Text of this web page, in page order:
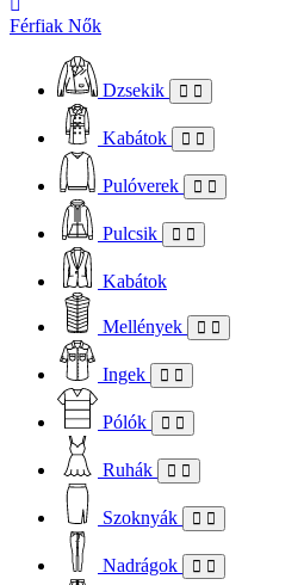
Férfiak Nők
Dzsekik
Kabátok
Pulóverek
Pulcsik
Kabátok
Mellények
Ingek
Pólók
Ruhák
Szoknyák
Nadrágok